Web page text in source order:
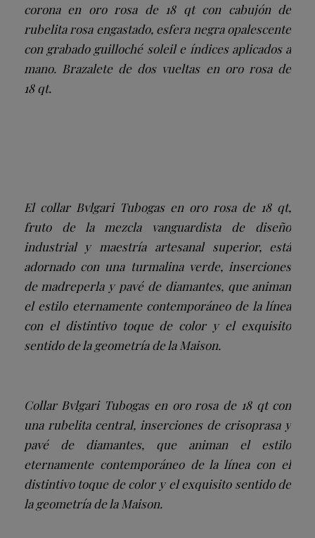
corona en oro rosa de 18 qt con cabujón de
rubelita rosa engastado, esfera negra opalescente
con grabado guilloché soleil e índices aplicados a
mano. Brazalete de dos vueltas en oro rosa de
18 qt.
El collar Bvlgari Tubogas en oro rosa de 18 qt,
fruto de la mezcla vanguardista de diseño
industrial y maestría artesanal superior, está
adornado con una turmalina verde, inserciones
de madreperla y pavé de diamantes, que animan
el estilo eternamente contemporáneo de la línea
con el distintivo toque de color y el exquisito
sentido de la geometría de la Maison.
Collar Bvlgari Tubogas en oro rosa de 18 qt con
una rubelita central, inserciones de crisoprasa y
pavé de diamantes, que animan el estilo
eternamente contemporáneo de la línea con el
distintivo toque de color y el exquisito sentido de
la geometría de la Maison.